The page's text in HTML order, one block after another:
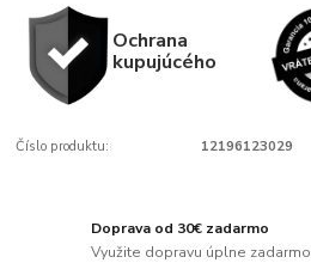
Ochrana
kupujúcého
Číslo produktu: 12196123029
Doprava od 30€ zadarmo
Využite dopravu úplne zadarmo